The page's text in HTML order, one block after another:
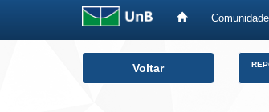
Voltar